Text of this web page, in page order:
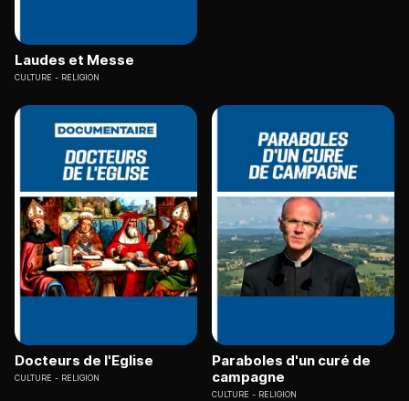
Laudes et Messe
CULTURE RELIGION
Docteurs de l'Eglise
CULTURE RELIGION
Paraboles d'un curé de
campagne
CULTURE RELIGION